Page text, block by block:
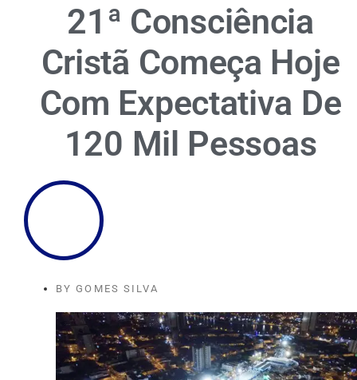
21ª Consciência
Cristã Começa Hoje
Com Expectativa De
120 Mil Pessoas
BY GOMES SILVA